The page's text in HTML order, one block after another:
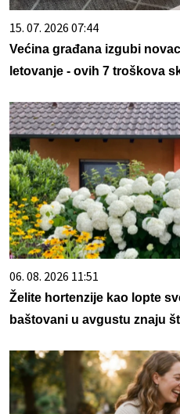
15. 07. 2026 07:44
Većina građana izgubi
letovanje - ovih 7 troškova
06. 08. 2026 11:51
Želite hortenzije kao lopte
baštovani u avgustu znaju